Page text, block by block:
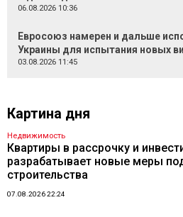
06.08.2026 10:36
Евросоюз намерен и дальше
Украины для испытания новых
03.08.2026 11:45
Картина дня
Недвижимость
Квартиры в рассрочку и
разрабатывает новые меры
строительства
07.08.2026 22:24